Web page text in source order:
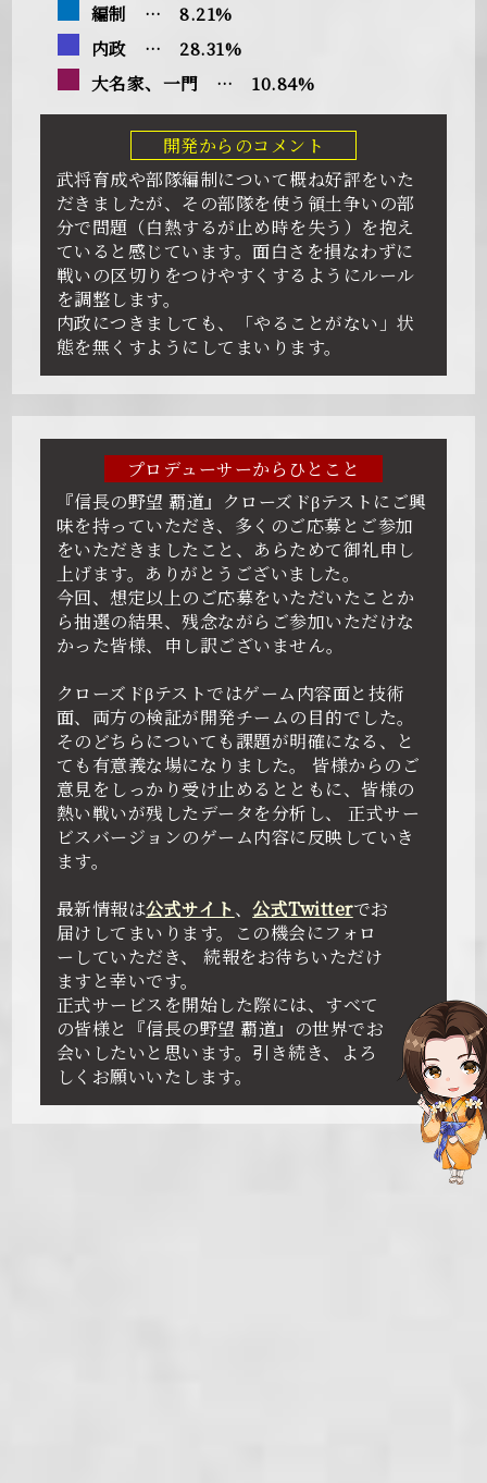
編制 … 8.21%
内政 … 28.31%
大名家、一門 … 10.84%
開発からのコメント
武将育成や部隊編制について概ね好評をいた
だきましたが、その部隊を使う領土争いの部
分で問題（白熱するが止め時を失う）を抱え
ていると感じています。面白さを損なわずに
戦いの区切りをつけやすくするようにルール
を調整します。
内政につきましても、「やることがない」状
態を無くすようにしてまいります。
プロデューサーからひとこと
『信長の野望 覇道』クローズドβテストにご興
味を持っていただき、 多くのご応募とご参加
をいただきましたこと、あらためて御礼申し
上げます。ありがとうございました。
今回、想定以上のご応募をいただいたことか
ら抽選の結果、残念ながらご参加いただけな
かった皆様、申し訳ございません。
クローズドβテストではゲーム内容面と技術
面、両方の検証が開発チームの目的でした。
そのどちらについても課題が明確になる、と
ても有意義な場になりました。
皆様からのご
意見をしっかり受け止めるとともに、皆様の
熱い戦いが残したデータを分析し、
正式サー
ビスバージョンのゲーム内容に反映していき
ます。
最新情報は公式サイト、公式Twitterでお
届けしてまいります。この機会にフォロ
ーしていただき、 続報をお待ちいただけ
ますと幸いです。
正式サービスを開始した際には、すべて
の皆様と『信長の野望 覇道』の世界でお
会いしたいと思います。引き続き、よろ
しくお願いいたします。